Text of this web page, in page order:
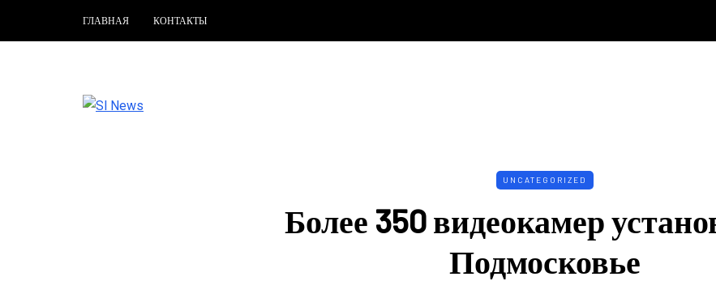
ГЛАВНАЯ КОНТАКТЫ
UNCATEGORIZED
Более 350 видеокамер
Подмосковье